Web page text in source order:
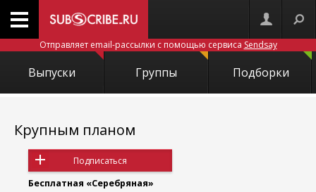
Отправляет email-рассылки с помощью сервиса Sendsay
Выпуски Группы Подборки
Крупным планом
Подписаться
Бесплатная «Серебряная»